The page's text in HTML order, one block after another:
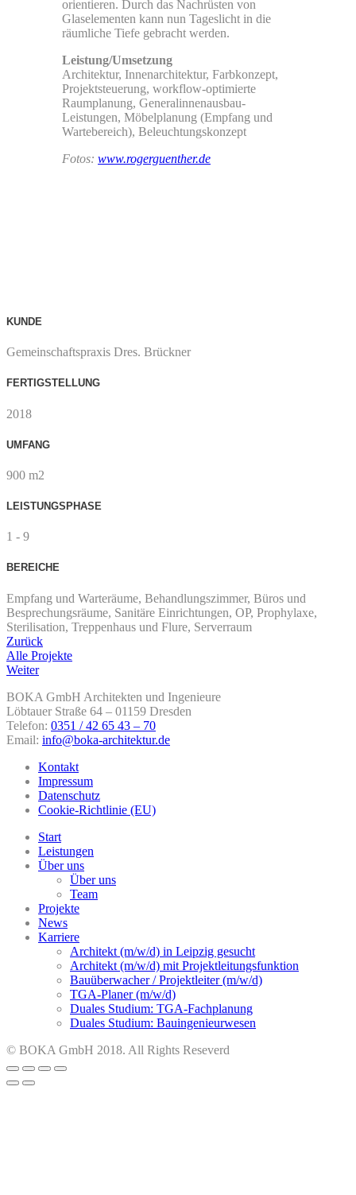
orientieren. Durch das Nachrüsten von
Glaselementen kann nun Tageslicht in die
räumliche Tiefe gebracht werden.
Leistung/Umsetzung
Architektur, Innenarchitektur, Farbkonzept,
Projektsteuerung, workflow-optimierte
Raumplanung, Generalinnenausbau-
Leistungen, Möbelplanung (Empfang und
Wartebereich), Beleuchtungskonzept
Fotos: www.rogerguenther.de
KUNDE
Gemeinschaftspraxis Dres. Brückner
FERTIGSTELLUNG
2018
UMFANG
900 m2
LEISTUNGSPHASE
1 - 9
BEREICHE
Empfang und Warteräume, Behandlungszimmer, Büros und
Besprechungsräume, Sanitäre Einrichtungen, OP, Prophylaxe,
Sterilisation, Treppenhaus und Flure, Serverraum
Zurück
Alle Projekte
Weiter
BOKA GmbH Architekten und Ingenieure
Löbtauer Straße 64 – 01159 Dresden
Telefon: 0351 / 42 65 43 – 70
Email: info@boka-architektur.de
Kontakt
Impressum
Datenschutz
Cookie-Richtlinie (EU)
Start
Leistungen
Über uns
Über uns
Team
Projekte
News
Karriere
Architekt (m/w/d) in Leipzig gesucht
Architekt (m/w/d) mit Projektleitungsfunktion
Bauüberwacher / Projektleiter (m/w/d)
TGA-Planer (m/w/d)
Duales Studium: TGA-Fachplanung
Duales Studium: Bauingenieurwesen
© BOKA GmbH 2018. All Rights Reseverd